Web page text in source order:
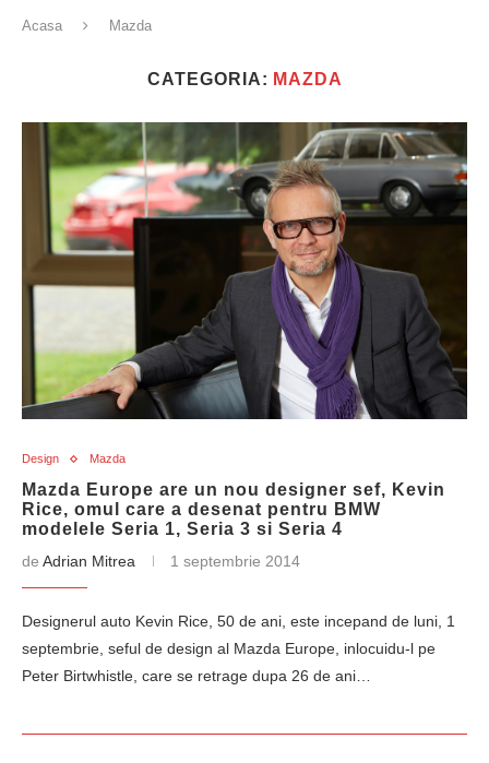
Acasa Mazda
CATEGORIA: MAZDA
Design Mazda
Mazda Europe are un nou designer sef, Kevin
Rice, omul care a desenat pentru BMW
modelele Seria 1, Seria 3 si Seria 4
de Adrian Mitrea 1 septembrie 2014
Designerul auto Kevin Rice, 50 de ani, este incepand de luni, 1
septembrie, seful de design al Mazda Europe, inlocuidu-l pe
Peter Birtwhistle, care se retrage dupa 26 de ani…